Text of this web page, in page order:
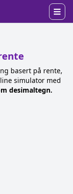
basert på rente,
simulator med
desimaltegn.